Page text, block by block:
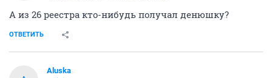
А из 26 реестра кто-нибудь получал денюшку?
ОТВЕТИТЬ
Aluska